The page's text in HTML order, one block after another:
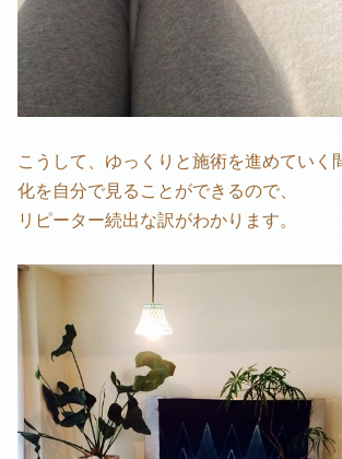
こうして、ゆっくりと施術を進めていく
化を自分で見ることができるので、
リピーター続出な訳がわかります。